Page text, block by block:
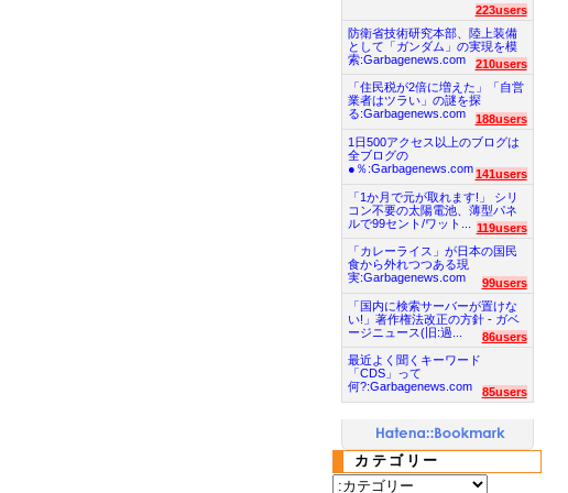
223users
防衛省技術研究本部、陸上装備
として「ガンダム」の実現を模
索:Garbagenews.com
210users
「住民税が2倍に増えた」「自営
業者はツラい」の謎を探
る:Garbagenews.com
188users
1日500アクセス以上のブログは
全ブログの
●％:Garbagenews.com 141users
「1か月で元が取れます!」 シリ
コン不要の太陽電池、薄型パネ
ルで99セント/ワット...
119users
「カレーライス」が日本の国民
食から外れつつある現
実:Garbagenews.com
99users
「国内に検索サーバーが置けな
い!」著作権法改正の方針 - ガベ
ージニュース(旧:過...
86users
最近よく聞くキーワード
「CDS」って
何?:Garbagenews.com
85users
カテゴリー